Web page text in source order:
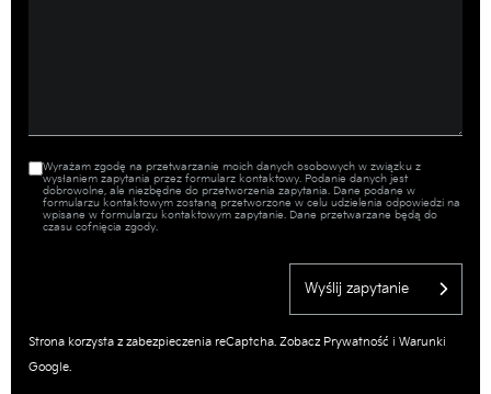
Wyrażam zgodę na przetwarzanie moich danych osobowych w związku z
wysłaniem zapytania przez formularz kontaktowy. Podanie danych jest
dobrowolne, ale niezbędne do przetworzenia zapytania. Dane podane w
formularzu kontaktowym zostaną przetworzone w celu udzielenia odpowiedzi na
wpisane w formularzu kontaktowym zapytanie. Dane przetwarzane będą do
czasu cofnięcia zgody.
Wyślij zapytanie
Strona korzysta z zabezpieczenia reCaptcha. Zobacz Prywatność i Warunki
Google.